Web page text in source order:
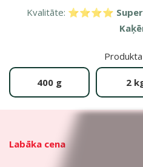
Kvalitāte: ⭐⭐⭐⭐
400 g 2
Labāka cena